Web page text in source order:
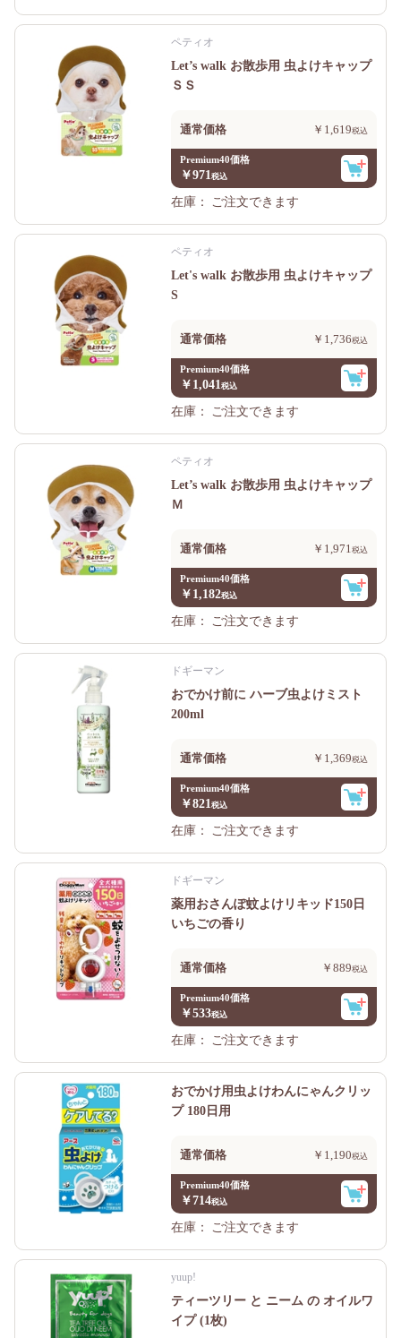
ペティオ
Let’s walk お散歩用 虫よけキャップ
ＳＳ
通常価格 ￥1,619
Premium40価格
￥971
在庫：
ご注文できます
ペティオ
Let's walk お散歩用 虫よけキャップ
S
通常価格 ￥1,736
Premium40価格
￥1,041
在庫：
ご注文できます
ペティオ
Let’s walk お散歩用 虫よけキャップ
Ｍ
通常価格 ￥1,971
Premium40価格
￥1,182
在庫：
ご注文できます
ドギーマン
おでかけ前に ハーブ虫よけミスト
200ml
通常価格 ￥1,369
Premium40価格
￥821
在庫：
ご注文できます
ドギーマン
薬用おさんぽ蚊よけリキッド150日
いちごの香り
通常価格 ￥889
Premium40価格
￥533
在庫：
ご注文できます
おでかけ用虫よけわんにゃんクリッ
プ 180日用
通常価格 ￥1,190
Premium40価格
￥714
在庫：
ご注文できます
yuup!
ティーツリー と ニーム の オイルワ
イプ (1枚)